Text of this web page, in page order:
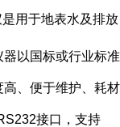
用于地表水及排放
以国标或行业标准
、便于维护、耗材
接口，支持